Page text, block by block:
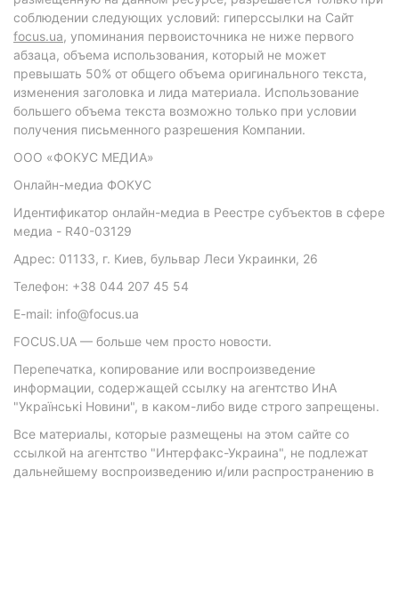
соблюдении следующих условий: гиперссылки на Сайт
focus.ua, упоминания первоисточника не ниже первого
абзаца, объема использования, который не может
превышать 50% от общего объема оригинального текста,
изменения заголовка и лида материала. Использование
большего объема текста возможно только при условии
получения письменного разрешения Компании.
ООО «ФОКУС МЕДИА»
Онлайн-медиа ФОКУС
Идентификатор онлайн-медиа в Реестре субъектов в сфере
медиа - R40-03129
Адрес: 01133, г. Киев, бульвар Леси Украинки, 26
Телефон: +38 044 207 45 54
E-mail: info@focus.ua
FOCUS.UA — больше чем просто новости.
Перепечатка, копирование или воспроизведение
информации, содержащей ссылку на агентство ИнА
"Українські Новини", в каком-либо виде строго запрещены.
Все материалы, которые размещены на этом сайте со
ссылкой на агентство "Интерфакс-Украина", не подлежат
дальнейшему воспроизведению и/или распространению в